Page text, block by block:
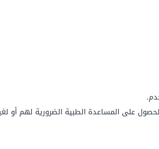
على المساعدة الطبية الضرورية لهم أو